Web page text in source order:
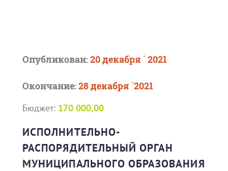
Опубликован:20 декабря ` 2021
Окончание:28 декабря `2021
Бюджет: 170 000,00
ИСПОЛНИТЕЛЬНО-
РАСПОРЯДИТЕЛЬНЫЙ ОРГАН
МУНИЦИПАЛЬНОГО ОБРАЗОВАНИЯ